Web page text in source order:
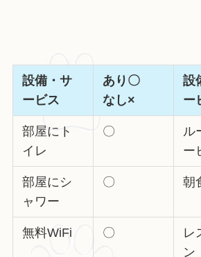
設備・サ
ービス
あり〇
なし×
設
ー
部屋にト
イレ
〇
ル
ー
部屋にシ
ャワー
〇 朝
無料WiFi 〇
レ
ン